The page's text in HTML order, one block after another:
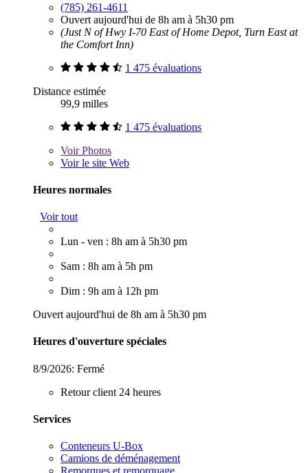
(785) 261-4611
Ouvert aujourd'hui de 8h am à 5h30 pm
(Just N of Hwy I-70 East of Home Depot, Turn East at
the Comfort Inn)
1 475 évaluations
Distance estimée
99,9 milles
1 475 évaluations
VoirPhotos
Voir le site Web
Heures normales
Voir tout
Lun - ven : 8h am à 5h30 pm
Sam : 8h am à 5h pm
Dim : 9h am à 12h pm
Ouvert aujourd'hui de 8h am à 5h30 pm
Heures d'ouverture spéciales
8/9/2026: Fermé
Retour client 24 heures
Services
Conteneurs U-Box
Camions de déménagement